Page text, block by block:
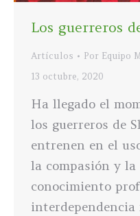
Los guerreros
Artículos Por Equipo
13 octubre, 2020
Ha llegado el
los guerreros de
entrenen en el
la compasión y la
conocimiento